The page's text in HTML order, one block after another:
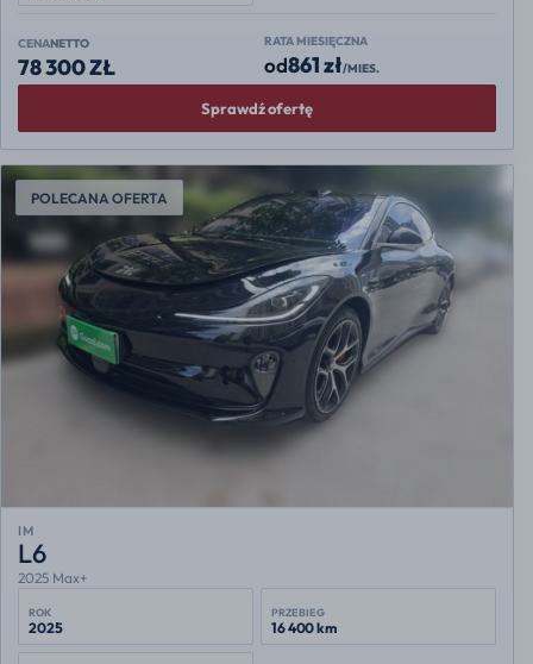
CENANETTO
78 300 ZŁ
RATA MIESIĘCZNA
od861 zł/MIES.
Sprawdź ofertę
POLECANA OFERTA
IM
L6
2025 Max+
ROK
2025
PRZEBIEG
16 400 km